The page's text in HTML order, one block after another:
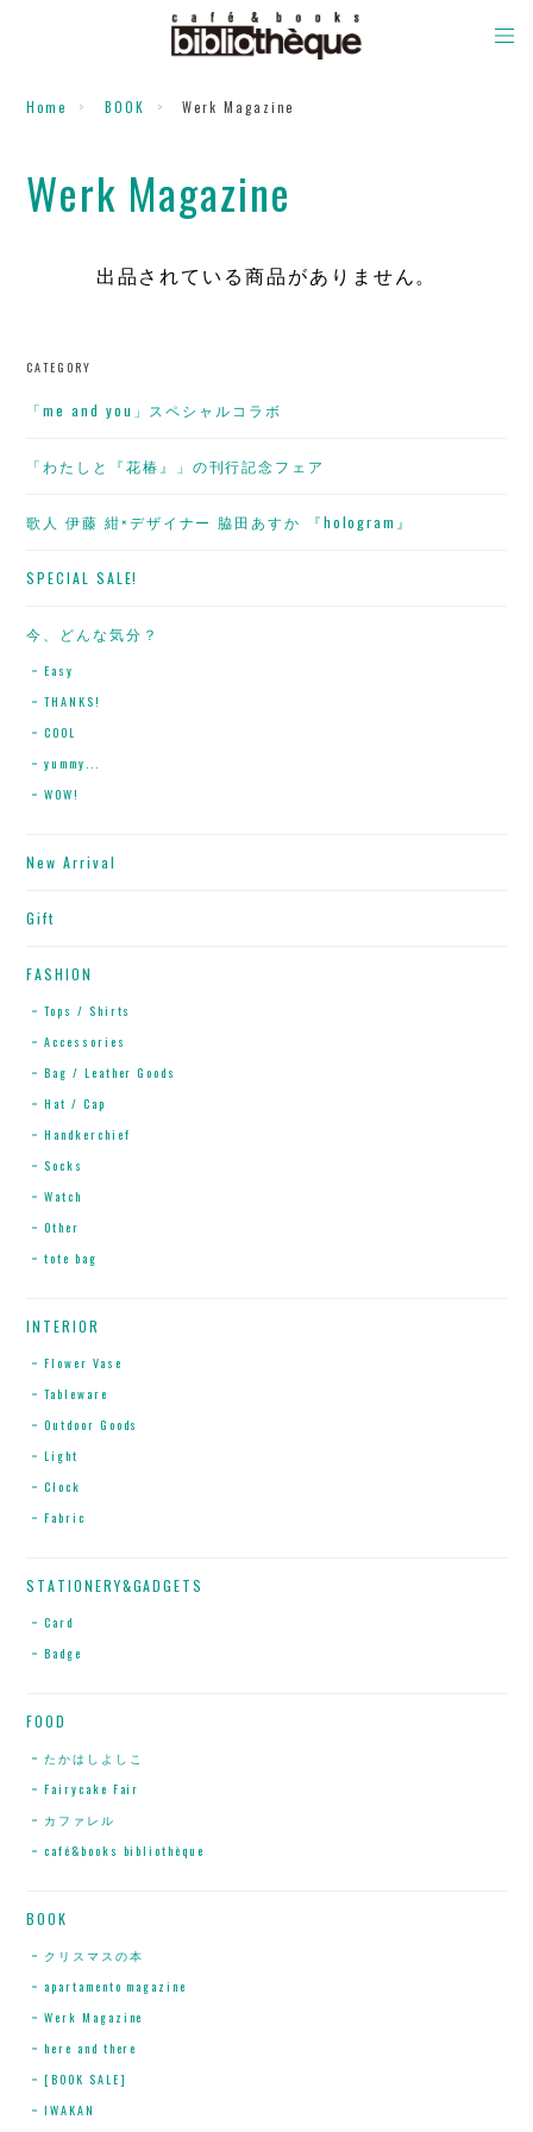
Home BOOK Werk Magazine
Werk Magazine
出品されている商品がありません。
CATEGORY
「me and you」スペシャルコラボ
「わたしと『花椿』」の刊行記念フェア
歌人 伊藤 紺×デザイナー 脇田あすか 『hologram』
SPECIAL SALE!
今、どんな気分？
Easy
THANKS!
COOL
yummy...
WOW!
New Arrival
Gift
FASHION
Tops / Shirts
Accessories
Bag / Leather Goods
Hat / Cap
Handkerchief
Socks
Watch
Other
tote bag
INTERIOR
Flower Vase
Tableware
Outdoor Goods
Light
Clock
Fabric
STATIONERY&GADGETS
Card
Badge
FOOD
たかはしよしこ
Fairycake Fair
カファレル
café&books bibliothèque
BOOK
クリスマスの本
apartamento magazine
Werk Magazine
here and there
[BOOK SALE]
IWAKAN